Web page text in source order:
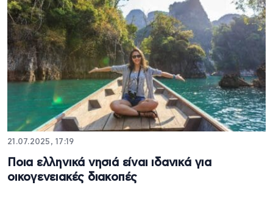
21.07.2025, 17:19
Ποια ελληνικά νησιά είναι ιδανικά για
οικογενειακές διακοπές